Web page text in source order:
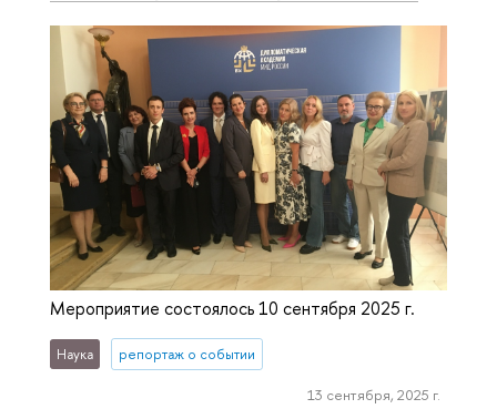
Мероприятие состоялось 10 сентября 2025 г.
Наука репортаж о событии
13 сентября, 2025 г.